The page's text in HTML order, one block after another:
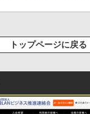
トップページに戻る